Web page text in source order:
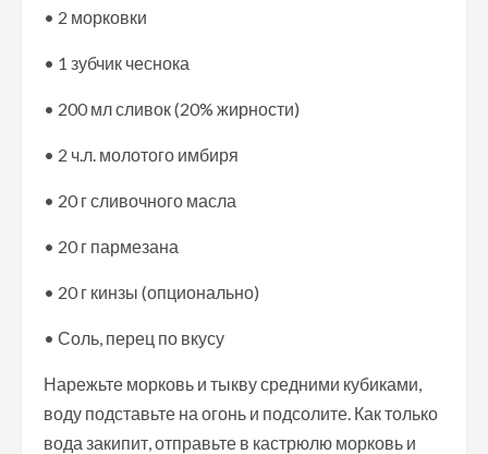
• 2 морковки
• 1 зубчик чеснока
• 200 мл сливок (20% жирности)
• 2 ч.л. молотого имбиря
• 20 г сливочного масла
• 20 г пармезана
• 20 г кинзы (опционально)
• Соль, перец по вкусу
Нарежьте морковь и тыкву средними кубиками,
воду подставьте на огонь и подсолите. Как только
вода закипит, отправьте в кастрюлю морковь и